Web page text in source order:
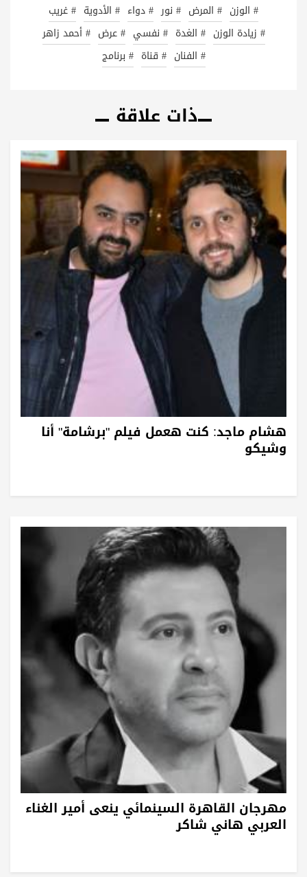
# الوزن # المرض # نور # دواء # الأدوية # غريب
# زيادة الوزن # الغدة # نفسي # عرض # أحمد زاهر
# الفنان # قناة # برنامج
ذات علاقة
هشام ماجد: كنت هعمل فيلم "برشامة" أنا
وشيكو
مهرجان القاهرة السينمائي ينعى أمير الغناء
العربي هاني شاكر